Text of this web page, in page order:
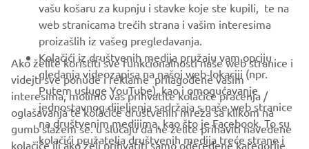
BILTEN
Budite prvi koji će saznati o najnovijim ponudama, posebnim
događajima, novim izdanjima i još mnogo toga
PRETPLATITE SE
vašu košaru za kupnju i stavke koje ste kupili, te na
web stranicama trećih strana i vašim interesima
proizašlih iz vašeg pregledavanja.
Kolačići iz društvenih medija pružaju vam opciju
gledanja videozapisa na našoj web-lokaciji (npr.
Putem usluge YouTube), kao i omogućavanje
jednostavnog dijeljenja sadržaja s naše web stranice
na društvenim medijima, kao što je Facebook. To su
kolačići pružatelja društvenih medija treće strane i
Ako želite koristiti sve funkcionalnosti naše web stranice i
videjti sve ponude i reklame prilagođene vašim
interesima, molimo vas prihvatite kolačiće praćenja /
oglašavanja te kolačiće društvenih mreža sa klikom na
gumb slažem se. u slučaju da ne želite prihaviti navedene
kolačiće ili ako želi prihvatiti samo odeređene kategorije